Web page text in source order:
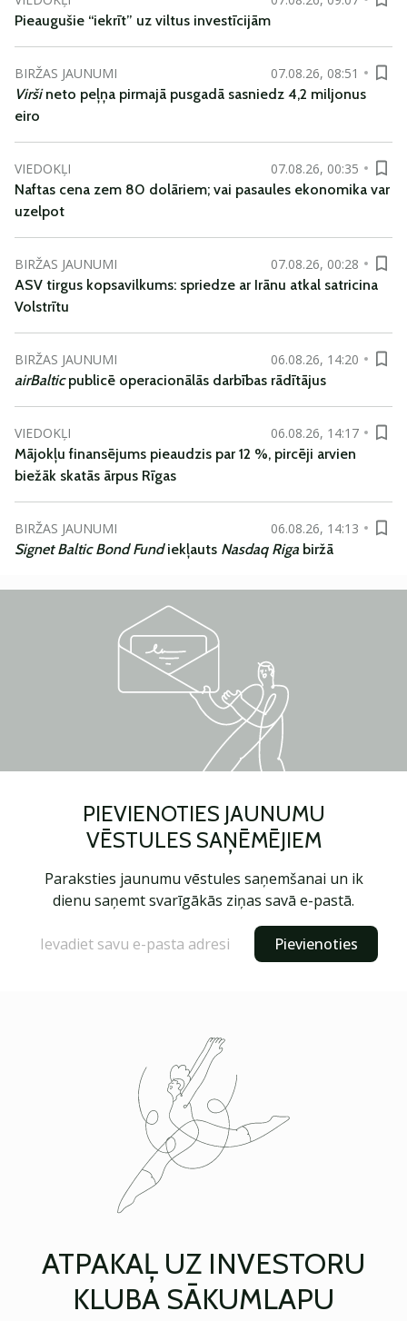
Pieaugušie “iekrīt” uz viltus investīcijām
BIRŽAS JAUNUMI
07.08.26, 08:51
Viršineto peļņa pirmajā pusgadā sasniedz 4,2 miljonus
eiro
VIEDOKĻI
07.08.26, 00:35
Naftas cena zem 80 dolāriem; vai pasaules ekonomika var
uzelpot
BIRŽAS JAUNUMI
07.08.26, 00:28
ASV tirgus kopsavilkums: spriedze ar Irānu atkal satricina
Volstrītu
BIRŽAS JAUNUMI
06.08.26, 14:20
airBalticpublicē operacionālās darbības rādītājus
VIEDOKĻI
06.08.26, 14:17
Mājokļu finansējums pieaudzis par 12 %, pircēji arvien
biežāk skatās ārpus Rīgas
BIRŽAS JAUNUMI
06.08.26, 14:13
Signet Baltic Bond Fundiekļauts Nasdaq Riga biržā
PIEVIENOTIES JAUNUMU
VĒSTULES SAŅĒMĒJIEM
Paraksties jaunumu vēstules saņemšanai un ik
dienu saņemt svarīgākās ziņas savā e-pastā.
Pievienoties
ATPAKAĻ UZ INVESTORU
KLUBA SĀKUMLAPU